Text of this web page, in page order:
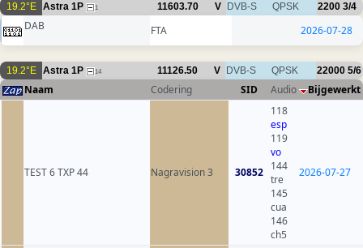
19.2°E Astra 1P 1 11603.70 V DVB-S QPSK 2200 3/4
DAB FTA 2026-07-28
19.2°E Astra 1P 14 11126.50 V DVB-S QPSK 22000 5/6
Naam Codering SID Audio Bijgewerkt
TEST 6 TXP 44 Nagravision 3 30852
118
esp
119
vo
144
tre
145
cua
146
ch5
2026-07-27